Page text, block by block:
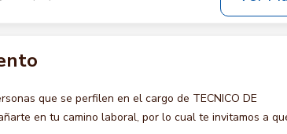
que se perfilen en el cargo de TECNICO DE
en tu camino laboral, por lo cual te invitamos a